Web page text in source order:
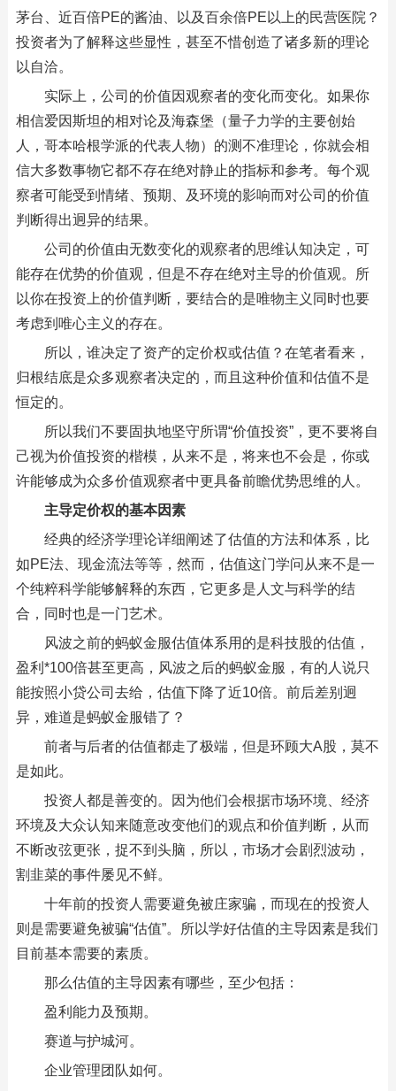
茅台、近百倍PE的酱油、以及百余倍PE以上的民营医院？
投资者为了解释这些显性，甚至不惜创造了诸多新的理论
以自洽。
实际上，公司的价值因观察者的变化而变化。如果你
相信爱因斯坦的相对论及海森堡（量子力学的主要创始
人，哥本哈根学派的代表人物）的测不准理论，你就会相
信大多数事物它都不存在绝对静止的指标和参考。每个观
察者可能受到情绪、预期、及环境的影响而对公司的价值
判断得出迥异的结果。
公司的价值由无数变化的观察者的思维认知决定，可
能存在优势的价值观，但是不存在绝对主导的价值观。所
以你在投资上的价值判断，要结合的是唯物主义同时也要
考虑到唯心主义的存在。
所以，谁决定了资产的定价权或估值？在笔者看来，
归根结底是众多观察者决定的，而且这种价值和估值不是
恒定的。
所以我们不要固执地坚守所谓“价值投资”，更不要将自
己视为价值投资的楷模，从来不是，将来也不会是，你或
许能够成为众多价值观察者中更具备前瞻优势思维的人。
主导定价权的基本因素
经典的经济学理论详细阐述了估值的方法和体系，比
如PE法、现金流法等等，然而，估值这门学问从来不是一
个纯粹科学能够解释的东西，它更多是人文与科学的结
合，同时也是一门艺术。
风波之前的蚂蚁金服估值体系用的是科技股的估值，
盈利*100倍甚至更高，风波之后的蚂蚁金服，有的人说只
能按照小贷公司去给，估值下降了近10倍。前后差别迥
异，难道是蚂蚁金服错了？
前者与后者的估值都走了极端，但是环顾大A股，莫不
是如此。
投资人都是善变的。因为他们会根据市场环境、经济
环境及大众认知来随意改变他们的观点和价值判断，从而
不断改弦更张，捉不到头脑，所以，市场才会剧烈波动，
割韭菜的事件屡见不鲜。
十年前的投资人需要避免被庄家骗，而现在的投资人
则是需要避免被骗“估值”。所以学好估值的主导因素是我们
目前基本需要的素质。
那么估值的主导因素有哪些，至少包括：
盈利能力及预期。
赛道与护城河。
企业管理团队如何。